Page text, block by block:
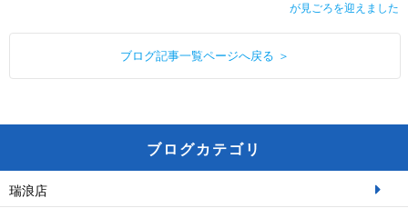
が見ごろを迎えました
ブログ記事一覧ページへ戻る ＞
ブログカテゴリ
瑞浪店